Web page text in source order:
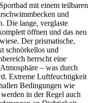
mit einem teilbaren
und
Die lange, verglaste
öffnen und das neu
Der prismatische,
schnörkellos und
herrscht eine
– was durch
Extreme Luftfeuchtigkeit
Bedingungen wie
in der Regel auch